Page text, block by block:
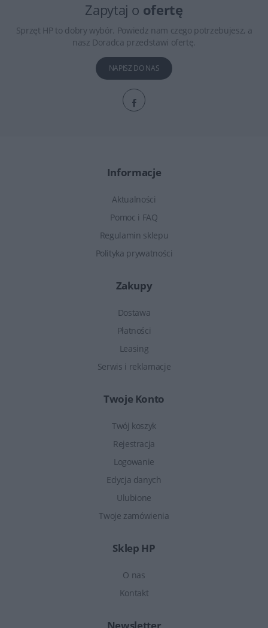
Zapytaj o ofertę
Sprzęt HP to dobry wybór. Powiedz nam czego potrzebujesz, a
nasz Doradca przedstawi ofertę.
NAPISZ DO NAS
Informacje
Aktualności
Pomoc i FAQ
Regulamin sklepu
Polityka prywatności
Zakupy
Dostawa
Płatności
Leasing
Serwis i reklamacje
Twoje Konto
Twój koszyk
Rejestracja
Logowanie
Edycja danych
Ulubione
Twoje zamówienia
Sklep HP
O nas
Kontakt